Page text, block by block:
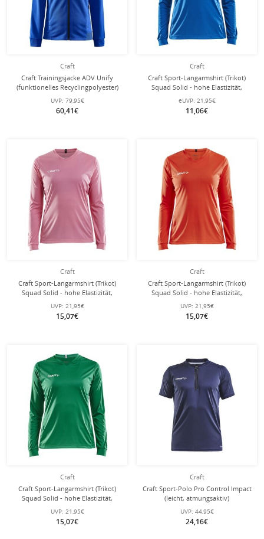
Craft
Craft Trainingsjacke ADV Unify
(funktionelles Recyclingpolyester)
kobaltblau Damen
UVP: 79,95€
60,41€
Craft
Craft Sport-Langarmshirt (Trikot)
Squad Solid - hohe Elastizität,
ergonomisches Design - royalblau
Damen
eUVP: 21,95€
11,06€
Craft
Craft Sport-Langarmshirt (Trikot)
Squad Solid - hohe Elastizität,
ergonomisches Design - pink
Damen
UVP: 21,95€
15,07€
Craft
Craft Sport-Langarmshirt (Trikot)
Squad Solid - hohe Elastizität,
ergonomisches Design - orange
Damen
UVP: 21,95€
15,07€
Craft
Craft Sport-Langarmshirt (Trikot)
Squad Solid - hohe Elastizität,
ergonomisches Design - grün
Damen
UVP: 21,95€
15,07€
Craft
Craft Sport-Polo Pro Control Impact
(leicht, atmungsaktiv)
navyblau/weiss Herren
UVP: 44,95€
24,16€